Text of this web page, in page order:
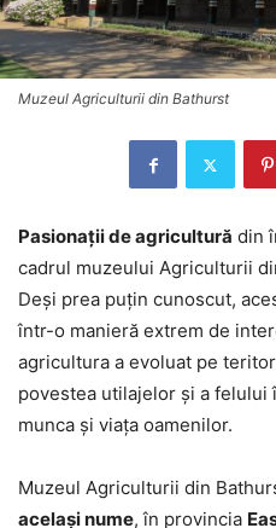
Muzeul Agriculturii din Bathurst
Pasionaţii de agricultură din
cadrul muzeului Agriculturii
Deşi prea puţin cunoscut,
într-o manieră extrem de
agricultura a evoluat pe
povestea utilajelor şi a felului
munca şi viaţa oamenilor.
Muzeul Agriculturii din
acelaşi nume, în provincia